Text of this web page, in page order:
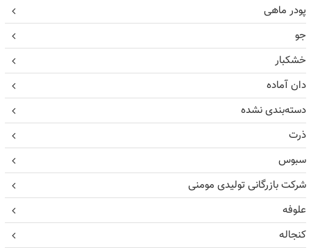
پودر ماهی
جو
خشکبار
دان آماده
دسته‌بندی نشده
ذرت
سبوس
شرکت بازرگانی تولیدی مومنی
علوفه
کنجاله